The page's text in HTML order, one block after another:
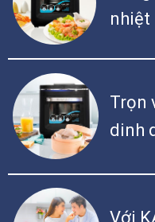
nhiệt
Trọn
dinh
Với